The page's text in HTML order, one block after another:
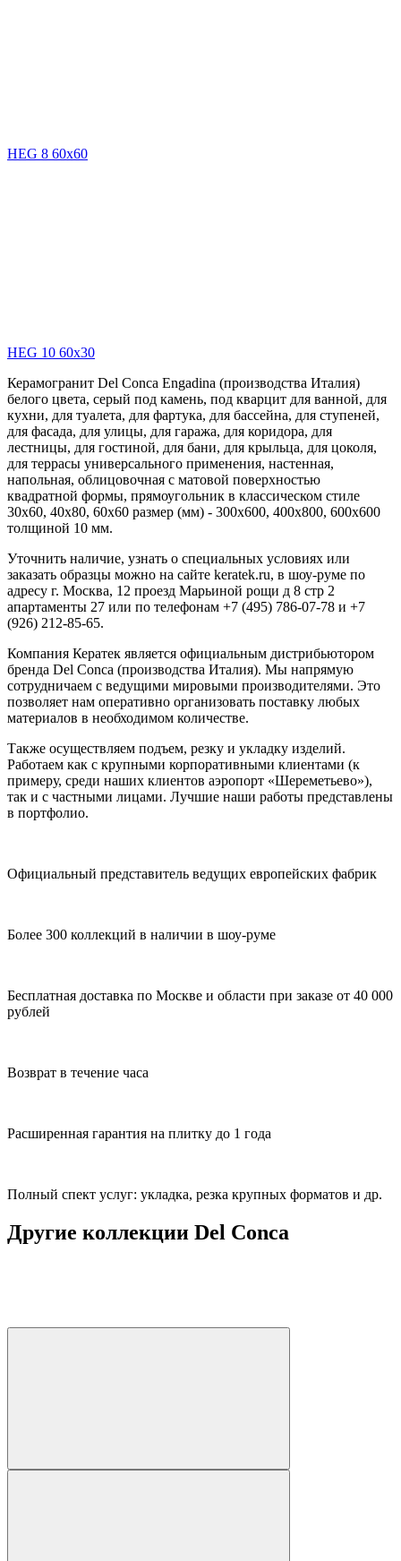
HEG 8 60x60
HEG 10 60x30
Керамогранит Del Conca Engadina (производства Италия)
белого цвета, серый под камень, под кварцит для ванной, для
кухни, для туалета, для фартука, для бассейна, для ступеней,
для фасада, для улицы, для гаража, для коридора, для
лестницы, для гостиной, для бани, для крыльца, для цоколя,
для террасы универсального применения, настенная,
напольная, облицовочная с матовой поверхностью
квадратной формы, прямоугольник в классическом стиле
30x60, 40х80, 60x60 размер (мм) - 300x600, 400x800, 600x600
толщиной 10 мм.
Уточнить наличие, узнать о специальных условиях или
заказать образцы можно на сайте keratek.ru, в шоу-руме по
адресу г. Москва, 12 проезд Марьиной рощи д 8 стр 2
апартаменты 27 или по телефонам +7 (495) 786-07-78 и +7
(926) 212-85-65.
Компания Кератек является официальным дистрибьютором
бренда Del Conca (производства Италия). Мы напрямую
сотрудничаем с ведущими мировыми производителями. Это
позволяет нам оперативно организовать поставку любых
материалов в необходимом количестве.
Также осуществляем подъем, резку и укладку изделий.
Работаем как с крупными корпоративными клиентами (к
примеру, среди наших клиентов аэропорт «Шереметьево»),
так и с частными лицами. Лучшие наши работы представлены
в портфолио.
Официальный представитель ведущих европейских фабрик
Более 300 коллекций в наличии в шоу-руме
Бесплатная доставка по Москве и области при заказе от 40 000
рублей
Возврат в течение часа
Расширенная гарантия на плитку до 1 года
Полный спект услуг: укладка, резка крупных форматов и др.
Другие коллекции Del Conca